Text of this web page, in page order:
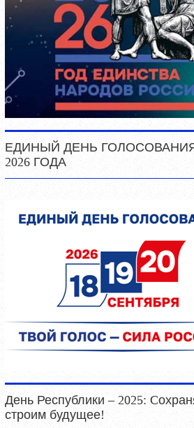
ЕДИНЫЙ ДЕНЬ
2026 ГОДА
День Республики – 2025:
строим будущее!